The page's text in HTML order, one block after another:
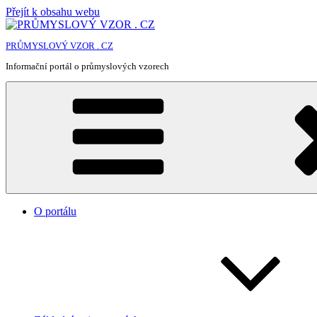
Přejít k obsahu webu
PRŮMYSLOVÝ VZOR . CZ
Informační portál o průmyslových vzorech
O portálu